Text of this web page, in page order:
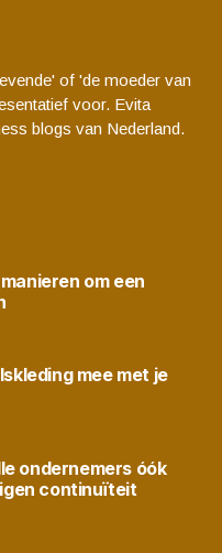
of 'de moeder van
voor. Evita
blogs van Nederland.
om een
mee met je
ondernemers óók
continuïteit